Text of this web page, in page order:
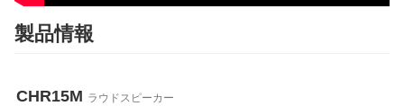
製品情報
CHR15M ラウドスピーカー